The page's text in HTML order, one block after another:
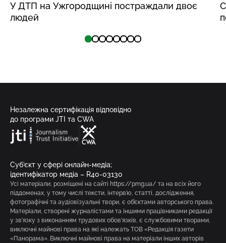
У ДТП на Ужгородщині постраждали двоє
людей
Незалежна сертифікація відповідно
до програми JTI та CWA
Суб’єкт у сфері онлайн-медіа;
ідентифікатор медіа – R40-03130
Усі матеріали, розміщені на сайті https://pmg.ua/ та на всіх його
піддоменах, у тому числі тексти, інтерв’ю, статті, дослідження,
фотографічні та аудіовізуальні твори, є об’єктами авторського права.
Матеріали, створені журналістами та іншими працівниками редакції
у зв’язку з виконанням трудових обов’язків, є службовими творами,
виключні майнові права на які належать ТОВ «Редакція газети
«Панорама». Виключні майнові права на матеріали інших авторів